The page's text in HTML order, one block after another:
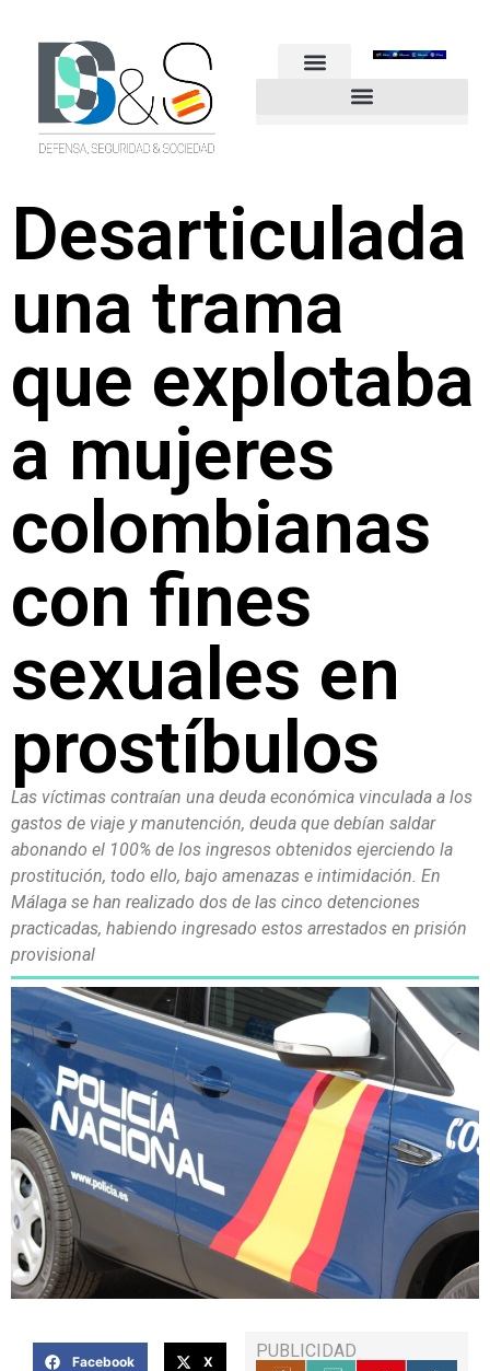
Desarticulada
una trama
que explotaba
a mujeres
colombianas
con fines
sexuales en
prostíbulos
Las víctimas contraían una deuda económica vinculada a los
gastos de viaje y manutención, deuda que debían saldar
abonando el 100% de los ingresos obtenidos ejerciendo la
prostitución, todo ello, bajo amenazas e intimidación. En
Málaga se han realizado dos de las cinco detenciones
practicadas, habiendo ingresado estos arrestados en prisión
provisional
Facebook X
PUBLICIDAD